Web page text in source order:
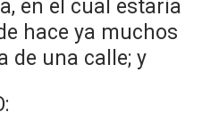
en el cual estaría
hace ya muchos
de una calle; y